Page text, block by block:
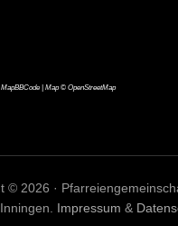
MapBBCode| Map © OpenStreetMap
© 2026 ·
Inningen. Impressum &